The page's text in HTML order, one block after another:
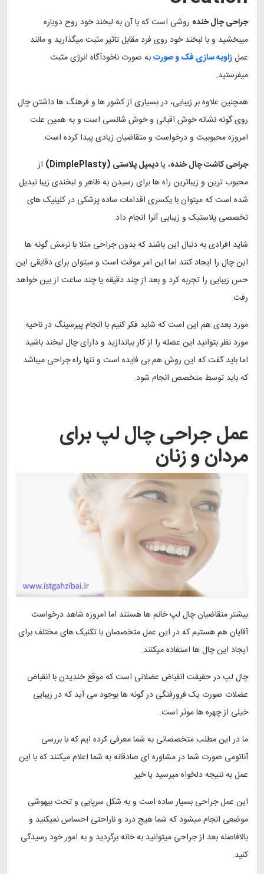
جراحی چال خنده روشی است که با آن به لبخند خود روح دوباره
میبخشید و با لبخند خود روی فرد مقابل تاثیر مثبت میگذارید و مانند
عملزاویه سازی فک و صورتبه صورت ناخودآگاه انرژی مثبت
میفرستید.
همچنین علاوه بر زیبایی، در بسیاری از کشور ها و فرهنگ ها داشتن چال
روی گونه نشانه خوش اقبالی و خوش شانسی است و به همین علت
امروزه محبوبیت و درخواست و متقاضیان زیادی پیدا کرده است.
جراحی کاشت چال خنده، یادیمپل پلاستی (DimplePlasty)
از
محبوب ترین و زیباترین راه ها برای رسیدن به ظاهر و لبخندی زیبا تبدیل
شده است که میتوان با یکسری اقدامات ساده پزشکی در کلینیک های
تخصصی پلاستیک و زیبایی آنرا انجام داد.
شاید افرادی به دنبال این باشند که بدون جراحی مثلا با نرمش گونه ها
این چال را ایجاد کنند اما این امر موقت است و میتوان برای دقایقی این
حس زیبایی را تجربه کرد و بعد از چند دقیقه یا چند ساعت از بین خواهد
رفت.
مورد بعدی هم این است که شاید فکر کنیم با انجام پیرسینگ در ناحیه
مورد نظر بتوانید این عضله را از کار بیاندازید و دارای چال لبخند باشید
اما باید گفت که این روش هم بی فایده است و تنها راه جراحی میباشد
که باید توسط متخصص انجام شود.
عمل جراحی چال لپ برای
مردان و زنان
بیشتر متقاضیان چال لپ خانم ها هستند اما امروزه شاهد درخواست
آقایان هم هستیم که در این عمل متخصصان با تکنیک های مختلف برای
ایجاد این چال ها استفاده میکنند.
چال لپ در حقیقت انقباض عضلانی است که موقع خندیدن با انقباض
عضلات صورت یک فرورفتگی در گونه ها بوجود می آید که در زیبایی
خیلی از چهره ها موثر است.
ما در این مطلب متخصصانی به شما معرفی کرده ایم که با بررسی
آناتومی صورت شما در مشاوره ای صادقانه به شما اعلام میکنند که با این
عمل به نتیجه دلخواه میرسید یا خیر.
این عمل جراحی بسیار ساده است و به شکل سرپایی و تحت بیهوشی
موضعی انجام میشود که شما هیچ درد و ناراحتی احساس نمیکنید و
بالافاصله بعد از جراحی میتوانید به خانه برگردید و به امور خود رسیدگی
کنید.